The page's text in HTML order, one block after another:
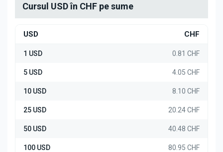
Cursul USD în CHF pe sume
USD CHF
1 USD 0.81 CHF
5 USD 4.05 CHF
10 USD 8.10 CHF
25 USD 20.24 CHF
50 USD 40.48 CHF
100 USD 80.95 CHF